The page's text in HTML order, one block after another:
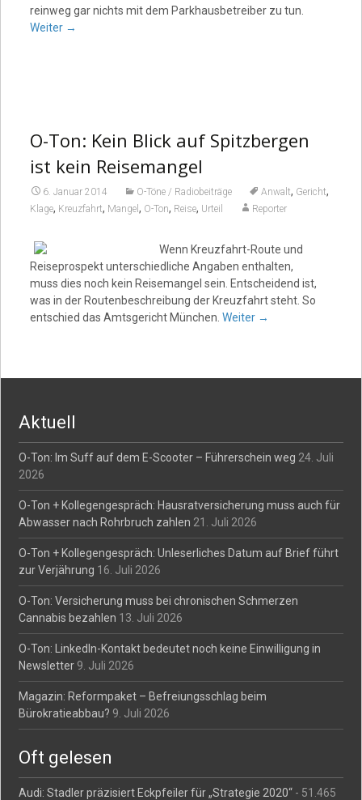
reinweg gar nichts mit dem Parkhausbetreiber zu tun.
Weiter →
O-Ton: Kein Blick auf Spitzbergen
ist kein Reisemangel
6. Januar 2014 O-Töne / Radiobeiträge Anwalt, Gericht,
Klage, Kreuzfahrt, Mangel , O-Ton, Reise, Urteil Reporter
Wenn Kreuzfahrt-Route und
Reiseprospekt unterschiedliche Angaben enthalten,
muss dies noch kein Reisemangel sein. Entscheidend ist,
was in der Routenbeschreibung der Kreuzfahrt steht. So
entschied das Amtsgericht München. Weiter →
Aktuell
O-Ton: Im Suff auf dem E-Scooter – Führerschein weg 24. Juli
2026
O-Ton + Kollegengespräch: Hausratversicherung muss auch für
Abwasser nach Rohrbruch zahlen 21. Juli 2026
O-Ton + Kollegengespräch: Unleserliches Datum auf Brief führt
zur Verjährung 16. Juli 2026
O-Ton: Versicherung muss bei chronischen Schmerzen
Cannabis bezahlen 13. Juli 2026
O-Ton: LinkedIn-Kontakt bedeutet noch keine Einwilligung in
Newsletter 9. Juli 2026
Magazin: Reformpaket – Befreiungsschlag beim
Bürokratieabbau? 9. Juli 2026
Oft gelesen
Audi: Stadler präzisiert Eckpfeiler für „Strategie 2020“ - 51.465